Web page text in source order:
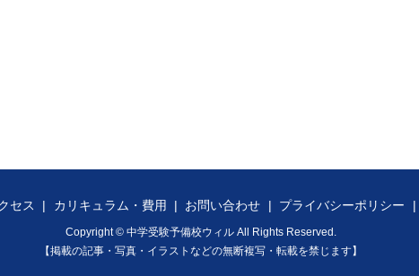
セス カリキュラム・費用 お問い合わせ プライバシーポリシー
Copyright © 中学受験予備校ウィル All Rights Reserved.
【掲載の記事・写真・イラストなどの無断複写・転載を禁じます】